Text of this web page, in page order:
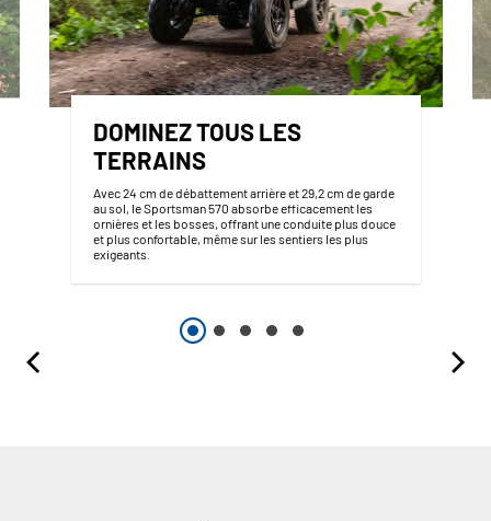
DOMINEZ TOUS LES
TERRAINS
Avec 24 cm de débattement arrière et 29,2 cm de garde
au sol, le Sportsman 570 absorbe efficacement les
ornières et les bosses, offrant une conduite plus douce
et plus confortable, même sur les sentiers les plus
exigeants.